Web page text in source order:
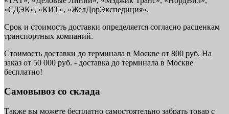
«СДЭК», «КИТ», «ЖелДорЭкспедиция».
Срок и стоимость доставки определяется согласно расценкам
транспортных компаний.
Стоимость доставки до терминала в Москве от 800 руб. На
заказ от 50 000 руб. - доставка до терминала в Москве
бесплатно!
Самовывоз со склада
Также вы можете бесплатно самостоятельно забрать товар с